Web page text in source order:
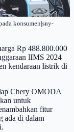
konsumen|sny-
Rp 488.800.000
IIMS 2024
kendaraan listrik di
Chery OMODA
untuk
fitur
ada di dalam